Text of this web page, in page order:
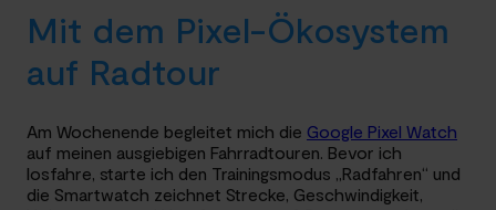
Mit dem Pixel-Ökosystem
auf Radtour
Am Wochenende begleitet mich die Google Pixel Watch
auf meinen ausgiebigen Fahrradtouren. Bevor ich
losfahre, starte ich den Trainingsmodus „Radfahren“ und
die Smartwatch zeichnet Strecke, Geschwindigkeit,